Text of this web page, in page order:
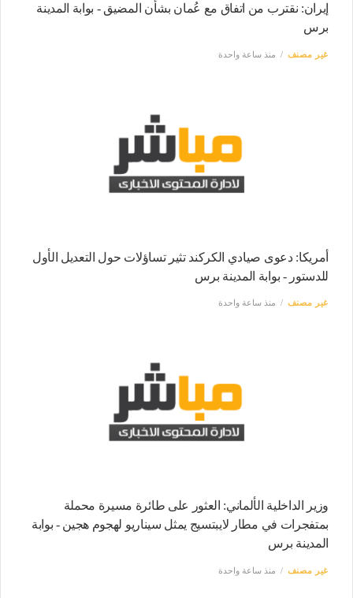
إيران: نقترب من اتفاق مع عُمان بشأن المضيق - بوابة المدينة
برس
غير مصنف منذ ساعة واحدة
أمريكا: دعوى صيادي الكركند تثير تساؤلات حول التعديل الأول
للدستور - بوابة المدينة برس
غير مصنف منذ ساعة واحدة
وزير الداخلية الألماني: العثور على طائرة مسيرة محملة
بمتفجرات في مطار لايبتسيج يمثل سيناريو لهجوم هجين - بوابة
المدينة برس
غير مصنف منذ ساعة واحدة